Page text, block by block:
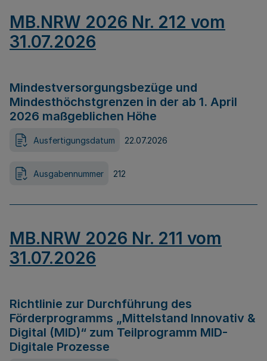
MB.NRW 2026 Nr. 212 vom
31.07.2026
Mindestversorgungsbezüge und
Mindesthöchstgrenzen in der ab 1. April
2026 maßgeblichen Höhe
Ausfertigungsdatum 22.07.2026
Ausgabennummer 212
MB.NRW 2026 Nr. 211 vom
31.07.2026
Richtlinie zur Durchführung des
Förderprogramms „Mittelstand Innovativ &
Digital (MID)“ zum Teilprogramm MID-
Digitale Prozesse